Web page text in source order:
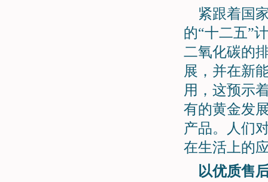
紧跟着国
的“十二五”
二氧化碳的
展，并在新
用，这预示
有的黄金发
产品。人们
在生活上的
以优质售